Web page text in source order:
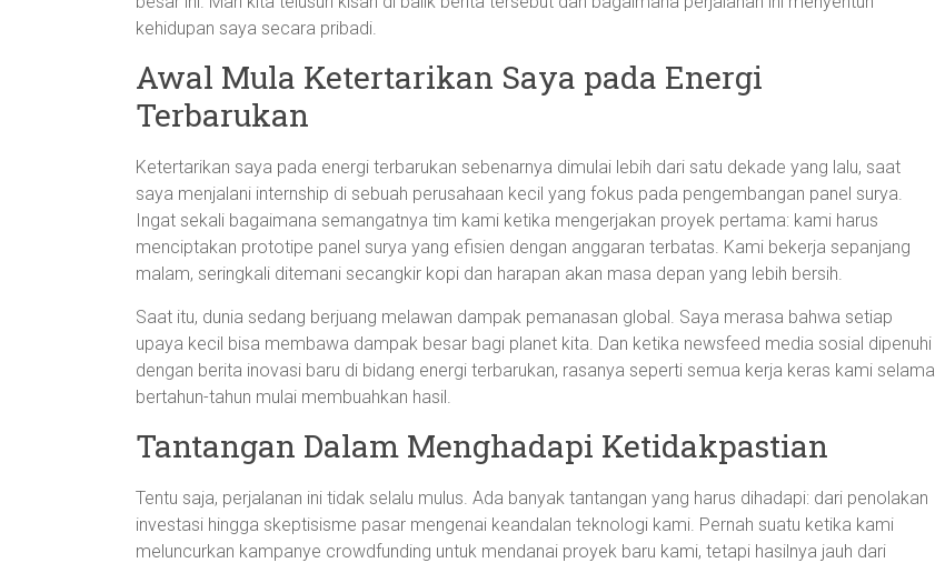
kehidupan saya secara pribadi.
Awal Mula Ketertarikan Saya pada Energi
Terbarukan
Ketertarikan saya pada energi terbarukan sebenarnya dimulai lebih dari satu dekade yang lalu, saat
saya menjalani internship di sebuah perusahaan kecil yang fokus pada pengembangan panel surya.
Ingat sekali bagaimana semangatnya tim kami ketika mengerjakan proyek pertama: kami harus
menciptakan prototipe panel surya yang efisien dengan anggaran terbatas. Kami bekerja sepanjang
malam, seringkali ditemani secangkir kopi dan harapan akan masa depan yang lebih bersih.
Saat itu, dunia sedang berjuang melawan dampak pemanasan global. Saya merasa bahwa setiap
upaya kecil bisa membawa dampak besar bagi planet kita. Dan ketika newsfeed media sosial dipenuhi
dengan berita inovasi baru di bidang energi terbarukan, rasanya seperti semua kerja keras kami selama
bertahun-tahun mulai membuahkan hasil.
Tantangan Dalam Menghadapi Ketidakpastian
Tentu saja, perjalanan ini tidak selalu mulus. Ada banyak tantangan yang harus dihadapi: dari penolakan
investasi hingga skeptisisme pasar mengenai keandalan teknologi kami. Pernah suatu ketika kami
meluncurkan kampanye crowdfunding untuk mendanai proyek baru kami, tetapi hasilnya jauh dari